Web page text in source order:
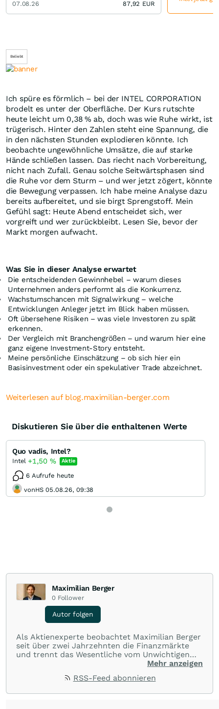
Beliebt
Ich spüre es förmlich – bei der INTEL CORPORATION
brodelt es unter der Oberfläche. Der Kurs rutschte
heute leicht um 0,38 % ab, doch was wie Ruhe wirkt, ist
trügerisch. Hinter den Zahlen steht eine Spannung, die
in den nächsten Stunden explodieren könnte. Ich
beobachte ungewöhnliche Umsätze, die auf starke
Hände schließen lassen. Das riecht nach Vorbereitung,
nicht nach Zufall. Genau solche Seitwärtsphasen sind
die Ruhe vor dem Sturm – und wer jetzt zögert, könnte
die Bewegung verpassen. Ich habe meine Analyse dazu
bereits aufbereitet, und sie birgt Sprengstoff. Mein
Gefühl sagt: Heute Abend entscheidet sich, wer
vorgreift und wer zurückbleibt. Lesen Sie, bevor der
Markt morgen aufwacht.
Was Sie in dieser Analyse erwartet
Die entscheidenden Gewinnhebel – warum dieses
Unternehmen anders performt als die Konkurrenz.
Wachstumschancen mit Signalwirkung – welche
Entwicklungen Anleger jetzt im Blick haben müssen.
Oft übersehene Risiken – was viele Investoren zu spät
erkennen.
Der Vergleich mit Branchengrößen – und warum hier eine
ganz eigene Investment-Story entsteht.
Meine persönliche Einschätzung – ob sich hier ein
Basisinvestment oder ein spekulativer Trade abzeichnet.
Weiterlesen auf blog.maximilian-berger.com
Diskutieren Sie über die enthaltenen Werte
Quo vadis, Intel?
Intel +1,50 % Aktie
6 Aufrufe heute
vonHS 05.08.26, 09:38
Maximilian Berger
0 Follower
Autor folgen
Als Aktienexperte beobachtet Maximilian Berger
seit über zwei Jahrzehnten die Finanzmärkte
und trennt das Wesentliche vom Unwichtigen
und liefert wöchentlich klare, unabhängige
und Renditen liefern.
Mehr anzeigen
RSS-Feed abonnieren
07.08.26
87,92 EUR